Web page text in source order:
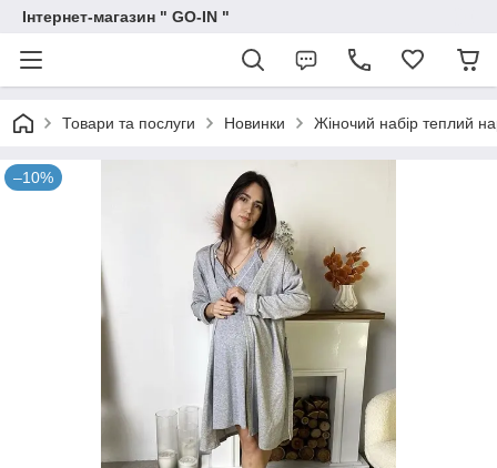
Інтернет-магазин " GO-IN "
Товари та послуги Новинки Жіночий набір теплий
–10%